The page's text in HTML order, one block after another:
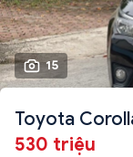
15
Toyota
530 triệu